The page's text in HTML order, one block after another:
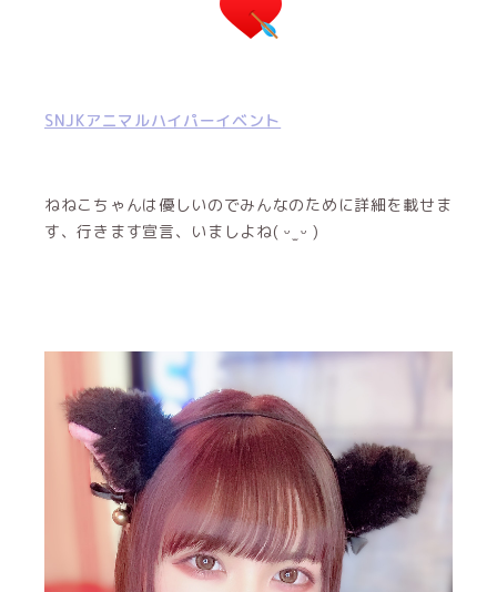
SNJKアニマルハイパーイベント
ねねこちゃんは優しいのでみんなのために詳細を載せま
す、行きます宣言、いましよね( ᵕ ̫ ᵕ )